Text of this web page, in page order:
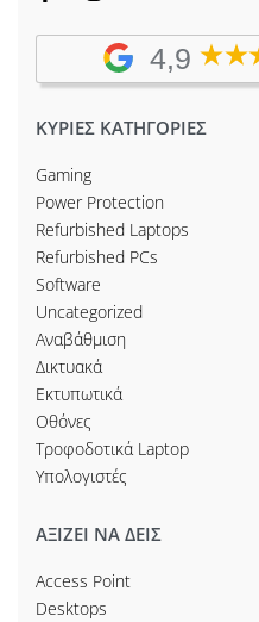
4,9
ΚΥΡΙΕΣ ΚΑΤΗΓΟΡΙΕΣ
Gaming
Power Protection
Refurbished Laptops
Refurbished PCs
Software
Uncategorized
Αναβάθμιση
Δικτυακά
Εκτυπωτικά
Οθόνες
Τροφοδοτικά Laptop
Υπολογιστές
ΑΞΙΖΕΙ ΝΑ ΔΕΙΣ
Access Point
Desktops